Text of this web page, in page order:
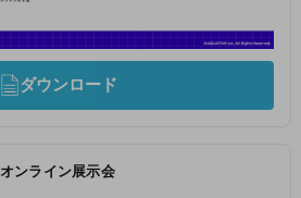
ダウンロード
オンライン展示会